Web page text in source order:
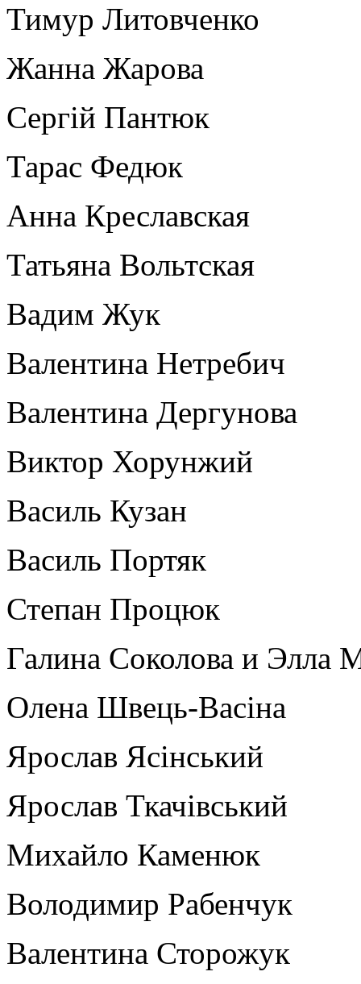
Тимур Литовченко
Жанна Жарова
Сергій Пантюк
Тарас Федюк
Анна Креславская
Татьяна Вольтская
Вадим Жук
Валентина Нетребич
Валентина Дергунова
Виктор Хорунжий
Василь Кузан
Василь Портяк
Степан Процюк
Галина Соколова и Элла
Олена Швець-Васіна
Ярослав Ясінський
Ярослав Ткачівський
Михайло Каменюк
Володимир Рабенчук
Валентина Сторожук